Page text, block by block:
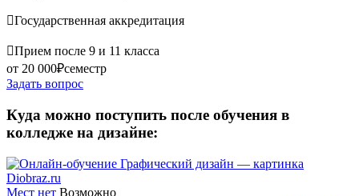
Государственная аккредитация
Прием после 9 и 11 класса
от 20 000₽семестр
Задать вопрос
Куда можно поступить после обучения в
колледже на дизайне:
Мест нет Возможно